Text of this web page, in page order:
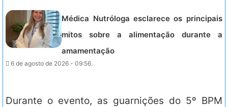
Médica Nutróloga esclarece os principais
mitos sobre a alimentação durante a
amamentação
6 de agosto de 2026 - 09:56.
Durante o evento, as guarnições do 5º BPM